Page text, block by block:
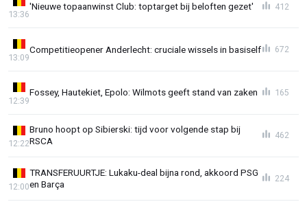
'Nieuwe topaanwinst Club: toptarget bij beloften gezet'
13:36
412
Competitieopener Anderlecht: cruciale wissels in basiself
13:09
672
Fossey, Hautekiet, Epolo: Wilmots geeft stand van zaken
12:39
165
Bruno hoopt op Sibierski: tijd voor volgende stap bij
RSCA
12:22
462
TRANSFERUURTJE: Lukaku-deal bijna rond, akkoord PSG
en Barça
12:00
224